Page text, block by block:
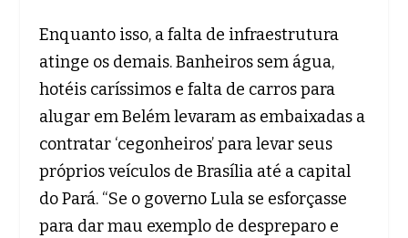
Enquanto isso, a falta de infraestrutura
atinge os demais. Banheiros sem água,
hotéis caríssimos e falta de carros para
alugar em Belém levaram as embaixadas a
contratar ‘cegonheiros’ para levar seus
próprios veículos de Brasília até a capital
do Pará. “Se o governo Lula se esforçasse
para dar mau exemplo de despreparo e